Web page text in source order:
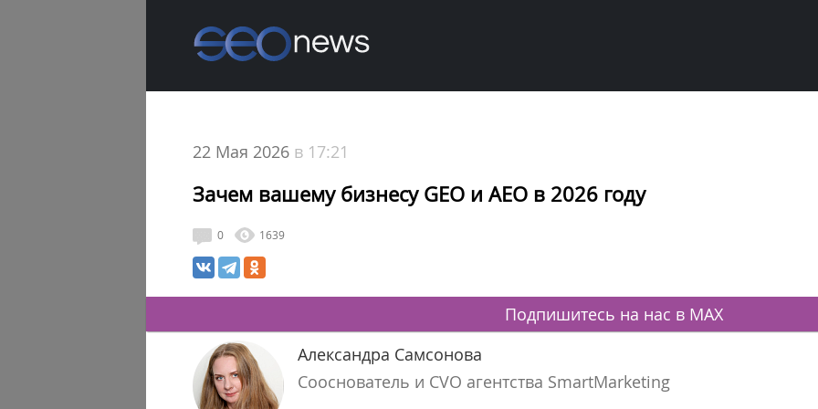
22 Мая 2026 в 17:21
Зачем вашему бизнесу GEO и AEO в 2026 году
0 1639
Подпишитесь на нас в MAX
Александра Самсонова
Сооснователь и CVO агентства SmartMarketing